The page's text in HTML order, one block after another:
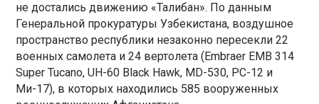
не достались движению «Талибан». По данным
Генеральной прокуратуры Узбекистана, воздушное
пространство республики незаконно пересекли 22
военных самолета и 24 вертолета (Embraer EMB 314
Super Tucano, UH-60 Black Hawk, MD-530, PC-12 и
Ми-17), в которых находились 585 вооруженных